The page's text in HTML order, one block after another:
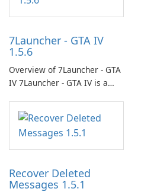
7Launcher - GTA IV
1.5.6
Overview of 7Launcher - GTA
IV 7Launcher - GTA IV is a
application designed to
optimize the gaming
experience for Grand Theft
Auto IV.
Recover Deleted
Messages 1.5.1